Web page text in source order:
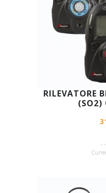
RILEVATORE
(SO2)